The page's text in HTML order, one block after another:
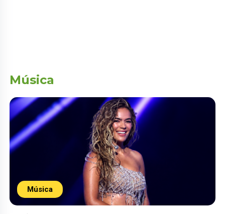
Música
Música